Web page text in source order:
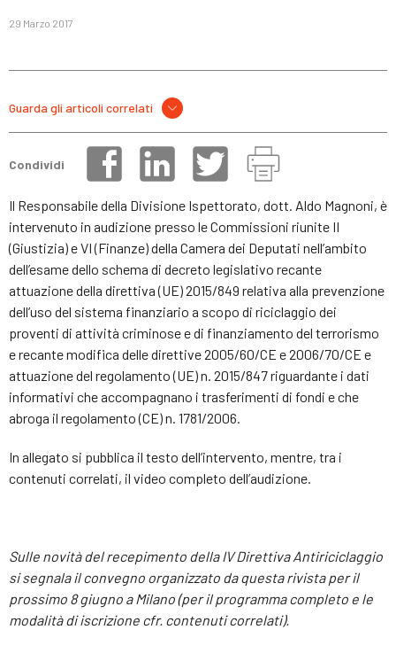
29 Marzo 2017
Guarda gli articoli correlati
Condividi
Il Responsabile della Divisione Ispettorato, dott. Aldo Magnoni, è
intervenuto in audizione presso le Commissioni riunite II
(Giustizia) e VI (Finanze) della Camera dei Deputati nell’ambito
dell’esame dello schema di decreto legislativo recante
attuazione della direttiva (UE) 2015/849 relativa alla prevenzione
dell’uso del sistema finanziario a scopo di riciclaggio dei
proventi di attività criminose e di finanziamento del terrorismo
e recante modifica delle direttive 2005/60/CE e 2006/70/CE e
attuazione del regolamento (UE) n. 2015/847 riguardante i dati
informativi che accompagnano i trasferimenti di fondi e che
abroga il regolamento (CE) n. 1781/2006.
In allegato si pubblica il testo dell’intervento, mentre, tra i
contenuti correlati, il video completo dell’audizione.
Sulle novità del recepimento della IV Direttiva Antiriciclaggio
si segnala il convegno organizzato da questa rivista per il
prossimo 8 giugno a Milano (per il programma completo e le
modalità di iscrizione cfr. contenuti correlati).